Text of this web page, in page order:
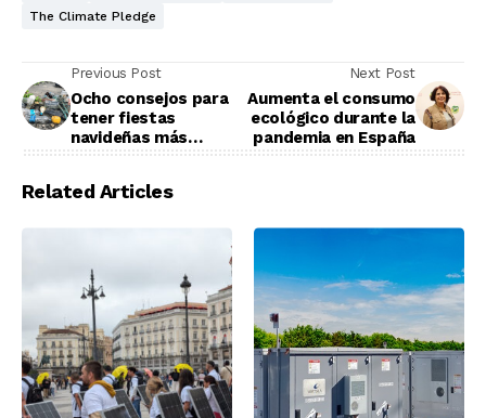
The Climate Pledge
Previous Post
Ocho consejos para
tener fiestas
navideñas más
Next Post
Aumenta el consumo
ecológico durante la
pandemia en España
Related Articles